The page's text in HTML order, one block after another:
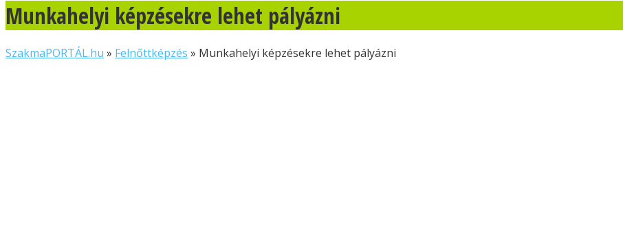
Munkahelyi képzésekre lehet pályázni
SzakmaPORTÁL.hu » Felnőttképzés » Munkahelyi képzésekre lehet pályázni